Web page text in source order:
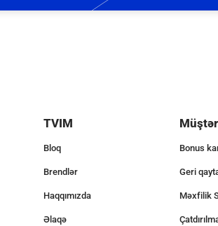
TVIM
Bloq
Brendlər
Haqqımızda
Əlaqə
Bonus
Geri
Məxfilik